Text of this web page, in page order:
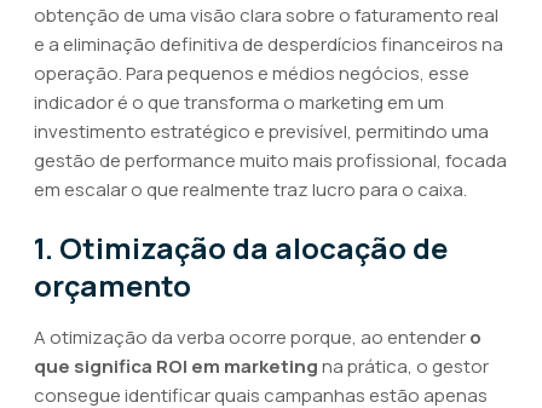
obtenção de uma visão clara sobre o faturamento real
e a eliminação definitiva de desperdícios financeiros na
operação. Para pequenos e médios negócios, esse
indicador é o que transforma o marketing em um
investimento estratégico e previsível, permitindo uma
gestão de performance muito mais profissional, focada
em escalar o que realmente traz lucro para o caixa.
1. Otimização da alocação de
orçamento
A otimização da verba ocorre porque, ao entendero
que significa ROI em marketingna prática, o gestor
consegue identificar quais campanhas estão apenas